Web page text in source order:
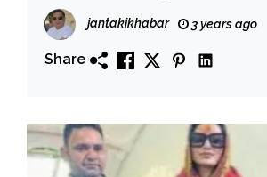
jantakikhabar 3 years ago
Share